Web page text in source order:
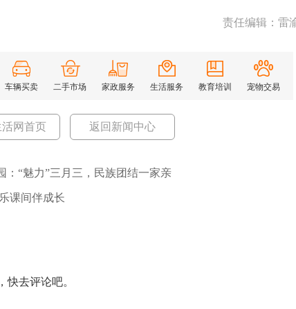
责任编辑：雷
车辆买卖 二手市场 家政服务 生活服务 教育培训 宠物交易
网首页 返回新闻中心
：“魅力”三月三，民族团结一家亲
课间伴成长
快去评论吧。